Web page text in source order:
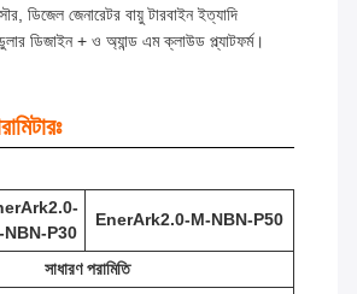
ডিজেল জেনারেটর বায়ু টারবাইন ইত্যাদি
ডিজাইন + ও অ্যান্ড এম ক্লাউড প্ল্যাটফর্ম।
NBN-P30
EnerArk2.0-M-NBN-P50
সাধারণ পরামিতি